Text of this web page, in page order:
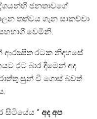
ජනතාවගේ
තත්වය ගැන සාකච්චා
වෙමිනි.
රටක නිදහසේ
රට බාර දීමෙන් අද
සුන් වී ගොස් බවත්
සිටියේය ” අද අප